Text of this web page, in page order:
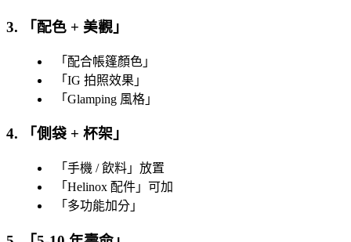
3. 「配色 + 美觀 」
「 配合帳篷顏色 」
「 IG 拍照效果 」
「 Glamping 風格 」
4. 「側袋 + 杯架 」
「 手機 / 飲料 」放置
「 Helinox 配件 」可加
「 多功能加分 」